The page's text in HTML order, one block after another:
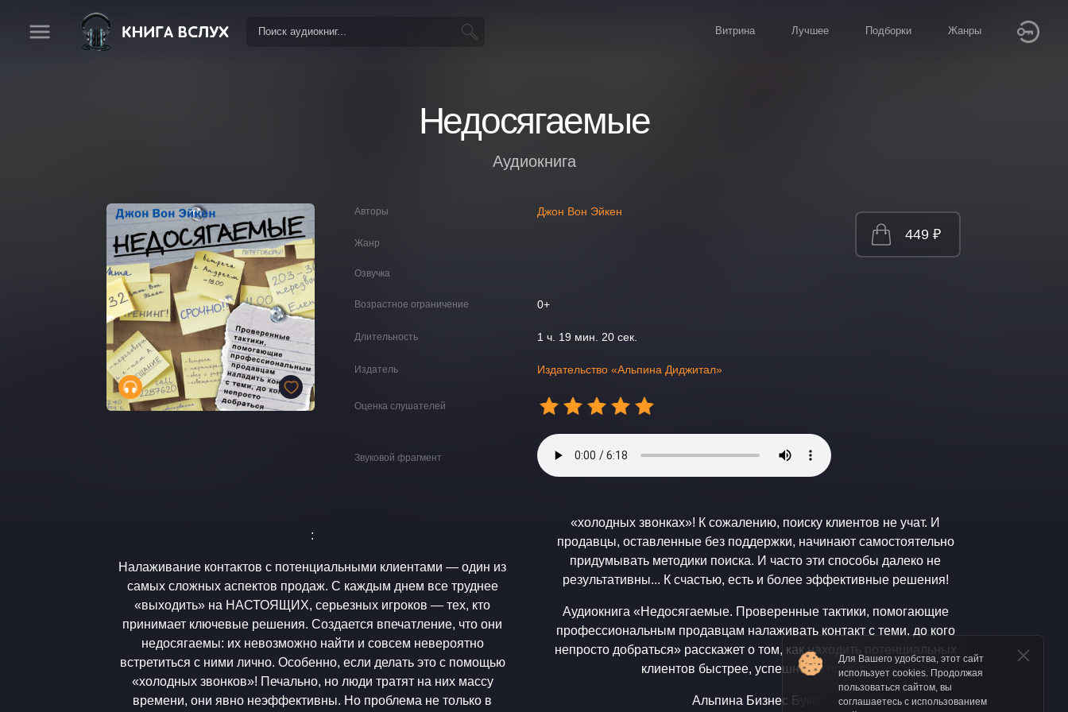
Витрина Лучшее Подборки Жанры
Недосягаемые
Аудиокнига
Авторы Джон Вон Эйкен
Жанр
Озвучка
Возрастное ограничение 0+
Длительность 1 ч. 19 мин. 20 сек.
Издатель Издательство «Альпина Диджитал»
Оценка слушателей
Звуковой фрагмент
449 ₽
:
Налаживание контактов с потенциальными клиентами — один из
самых сложных аспектов продаж. С каждым днем все труднее
«выходить» на НАСТОЯЩИХ, серьезных игроков — тех, кто
принимает ключевые решения. Создается впечатление, что они
недосягаемы: их невозможно найти и совсем невероятно
встретиться с ними лично. Особенно, если делать это с помощью
«холодных звонков»! Печально, но люди тратят на них массу
времени, они явно неэффективны. Но проблема не только в
«холодных звонках»! К сожалению, поиску клиентов не учат. И
продавцы, оставленные без поддержки, начинают самостоятельно
придумывать методики поиска. И часто эти способы далеко не
результативны... К счастью, есть и более эффективные решения!
Аудиокнига «Недосягаемые. Проверенные тактики, помогающие
профессиональным продавцам налаживать контакт с теми, до кого
непросто добраться» расскажет о том, как находить потенциальных
клиентов быстрее, успешнее и проще.
Альпина Бизнес Букс
Для Вашего удобства, этот сайт
использует cookies. Продолжая
пользоваться сайтом, вы
соглашаетесь с использованием